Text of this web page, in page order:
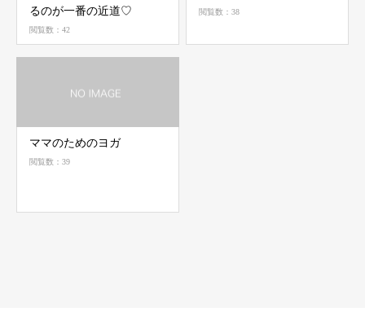
るのが一番の近道♡
閲覧数：42
閲覧数：38
ママのためのヨガ
閲覧数：39